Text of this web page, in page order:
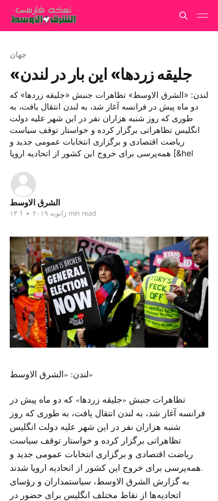
جهان
«جلیقه زردها» این بار در لندن
لندن: «الشرق الاوسط» تظاهرات جنبش «جلیقه زردها» که
دو ماه پیش در فرانسه آغاز شد، به لندن انتقال یافت، به
طوری که روز شنبه هزاران نفر در این شهر علیه دولت
انگلیس تظاهراتی برگزار کرده و خواستار توقف سیاست
ریاضت‌ اقتصادی و برگزاری انتخابات عمومی جدید و
همه‌پرسی برای خروج این کشور از اتحادیه اروپا [&hel
الشرق الاوسط
۱۳ ژانویه ۲۰۱۹ • 1 min read
لندن: «الشرق الاوسط»
تظاهرات جنبش «جلیقه زردها» که دو ماه پیش در
فرانسه آغاز شد، به لندن انتقال یافت، به طوری که روز
شنبه هزاران نفر در این شهر علیه دولت انگلیس
تظاهراتی برگزار کرده و خواستار توقف سیاست
ریاضت‌ اقتصادی و برگزاری انتخابات عمومی جدید و
همه‌پرسی برای خروج این کشور از اتحادیه اروپا شدند.
به گزارش الشرق الاوسط، سیاستمداران و رؤسای
اتحادیه‌ها از نقاط مختلف انگلیس برای حضور در